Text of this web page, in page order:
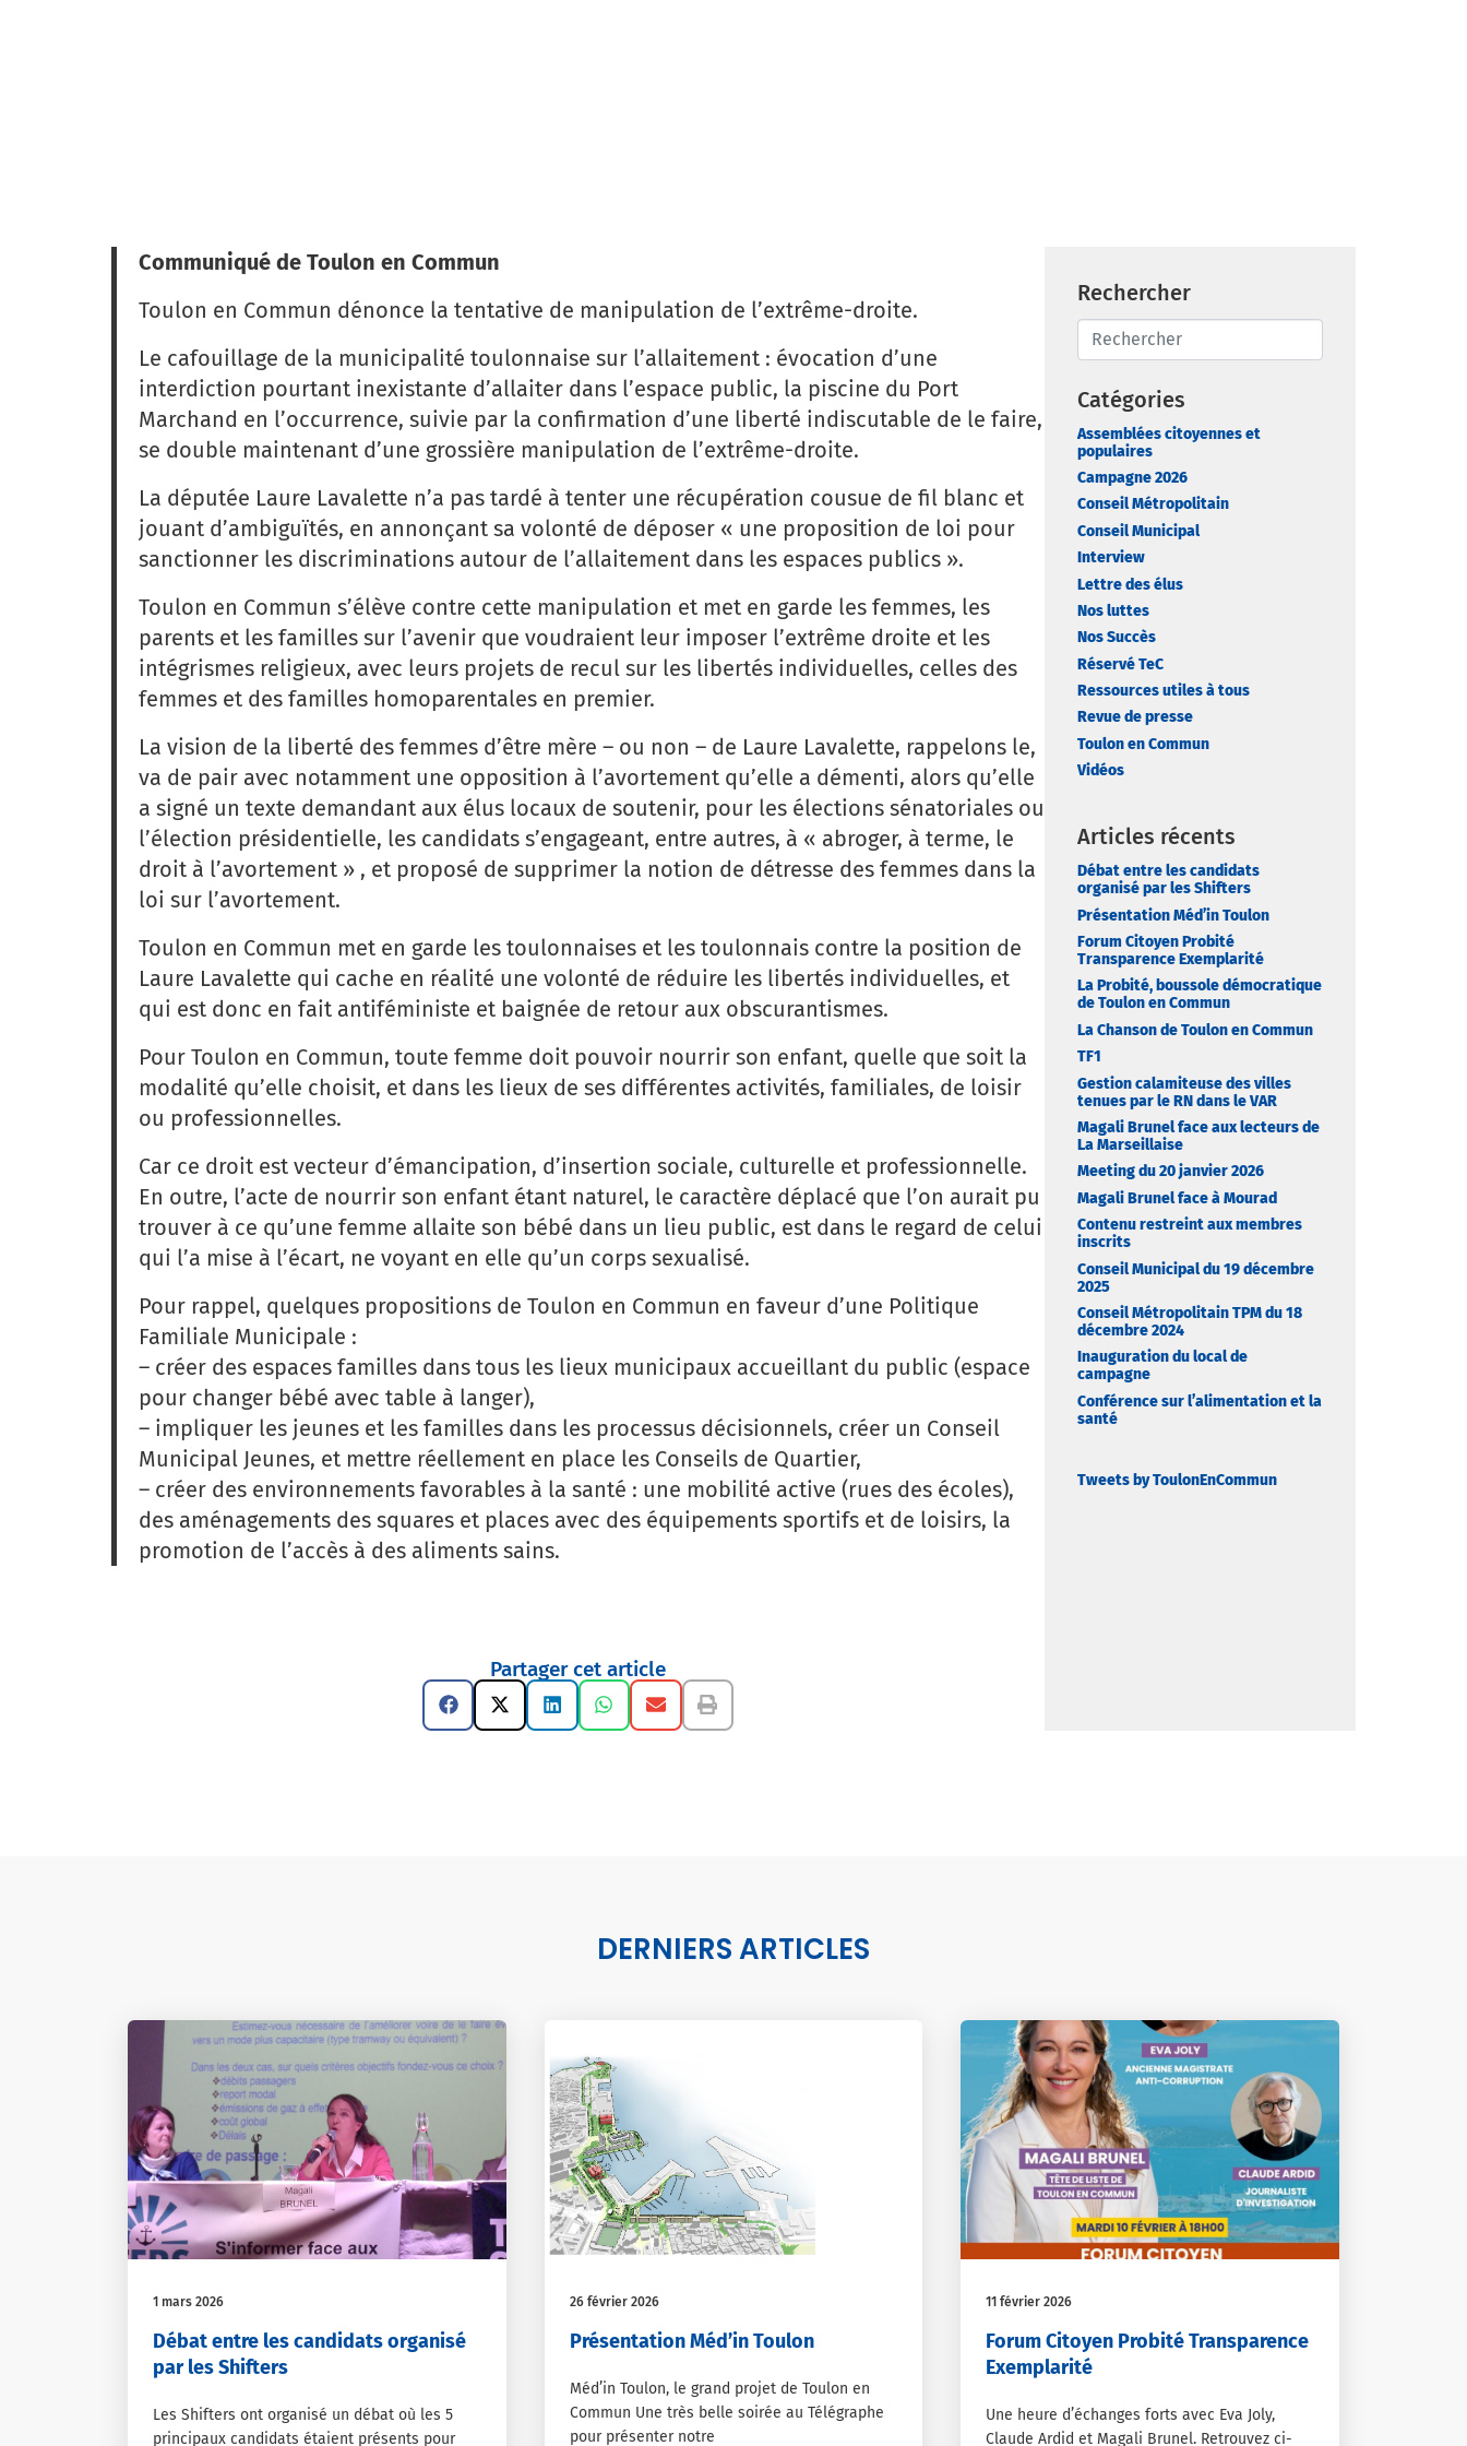
Communiqué de Toulon en Commun
Toulon en Commun dénonce la tentative de manipulation de l’extrême-droite.
Le cafouillage de la municipalité toulonnaise sur l’allaitement : évocation d’une
interdiction pourtant inexistante d’allaiter dans l’espace public, la piscine du Port
Marchand en l’occurrence, suivie par la confirmation d’une liberté indiscutable de le faire,
se double maintenant d’une grossière manipulation de l’extrême-droite.
La députée Laure Lavalette n’a pas tardé à tenter une récupération cousue de fil blanc et
jouant d’ambiguïtés, en annonçant sa volonté de déposer « une proposition de loi pour
sanctionner les discriminations autour de l’allaitement dans les espaces publics ».
Toulon en Commun s’élève contre cette manipulation et met en garde les femmes, les
parents et les familles sur l’avenir que voudraient leur imposer l’extrême droite et les
intégrismes religieux, avec leurs projets de recul sur les libertés individuelles, celles des
femmes et des familles homoparentales en premier.
La vision de la liberté des femmes d’être mère – ou non – de Laure Lavalette, rappelons le,
va de pair avec notamment une opposition à l’avortement qu’elle a démenti, alors qu’elle
a signé un texte demandant aux élus locaux de soutenir, pour les élections sénatoriales ou
l’élection présidentielle, les candidats s’engageant, entre autres, à « abroger, à terme, le
droit à l’avortement » , et proposé de supprimer la notion de détresse des femmes dans la
loi sur l’avortement.
Toulon en Commun met en garde les toulonnaises et les toulonnais contre la position de
Laure Lavalette qui cache en réalité une volonté de réduire les libertés individuelles, et
qui est donc en fait antiféministe et baignée de retour aux obscurantismes.
Pour Toulon en Commun, toute femme doit pouvoir nourrir son enfant, quelle que soit la
modalité qu’elle choisit, et dans les lieux de ses différentes activités, familiales, de loisir
ou professionnelles.
Car ce droit est vecteur d’émancipation, d’insertion sociale, culturelle et professionnelle.
En outre, l’acte de nourrir son enfant étant naturel, le caractère déplacé que l’on aurait pu
trouver à ce qu’une femme allaite son bébé dans un lieu public, est dans le regard de celui
qui l’a mise à l’écart, ne voyant en elle qu’un corps sexualisé.
Pour rappel, quelques propositions de Toulon en Commun en faveur d’une Politique
Familiale Municipale :
– créer des espaces familles dans tous les lieux municipaux accueillant du public (espace
pour changer bébé avec table à langer),
– ⁠impliquer les jeunes et les familles dans les processus décisionnels, créer un Conseil
Municipal Jeunes, et mettre réellement en place les Conseils de Quartier,
– ⁠créer des environnements favorables à la santé : une mobilité active (rues des écoles),
des aménagements des squares et places avec des équipements sportifs et de loisirs, la
promotion de l’accès à des aliments sains.
Partager cet article
Rechercher
Catégories
Assemblées citoyennes et
populaires
Campagne 2026
Conseil Métropolitain
Conseil Municipal
Interview
Lettre des élus
Nos luttes
Nos Succès
Réservé TeC
Ressources utiles à tous
Revue de presse
Toulon en Commun
Vidéos
Articles récents
Débat entre les candidats
organisé par les Shifters
Présentation Méd’in Toulon
Forum Citoyen Probité
Transparence Exemplarité
La Probité, boussole démocratique
de Toulon en Commun
La Chanson de Toulon en Commun
TF1
Gestion calamiteuse des villes
tenues par le RN dans le VAR
Magali Brunel face aux lecteurs de
La Marseillaise
Meeting du 20 janvier 2026
Magali Brunel face à Mourad
Contenu restreint aux membres
inscrits
Conseil Municipal du 19 décembre
2025
Conseil Métropolitain TPM du 18
décembre 2024
Inauguration du local de
campagne
Conférence sur l’alimentation et la
santé
Tweets by ToulonEnCommun
DERNIERS ARTICLES
1 mars 2026
Débat entre les candidats organisé
par les Shifters
Les Shifters ont organisé un débat où les 5
principaux candidats étaient présents pour
26 février 2026
Présentation Méd’in Toulon
Méd’in Toulon, le grand projet de Toulon en
Commun Une très belle soirée au Télégraphe
pour présenter notre
11 février 2026
Forum Citoyen Probité Transparence
Exemplarité
Une heure d’échanges forts avec Eva Joly,
Claude Ardid et Magali Brunel. Retrouvez ci-